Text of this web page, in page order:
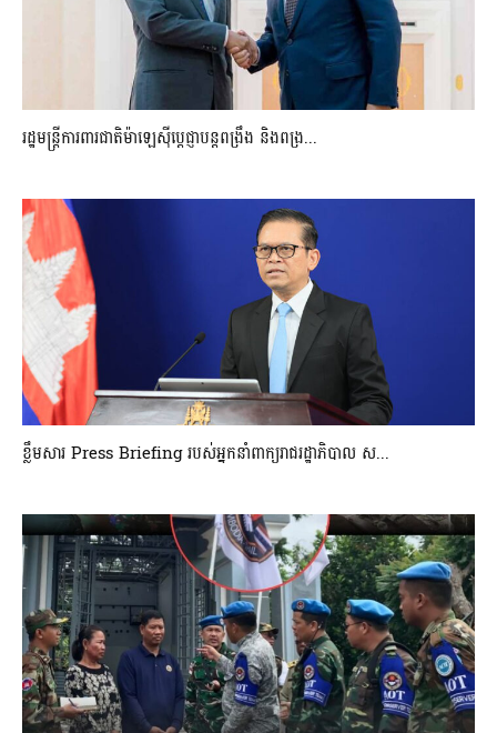
រដ្ឋមន្ត្រីការពារជាតិម៉ាឡេស៊ីប្ដេជ្ញាបន្តពង្រឹង និងពង្រ...
ខ្លឹមសារ Press Briefing របស់អ្នកនាំពាក្យរាជរដ្ឋាភិបាល ស...